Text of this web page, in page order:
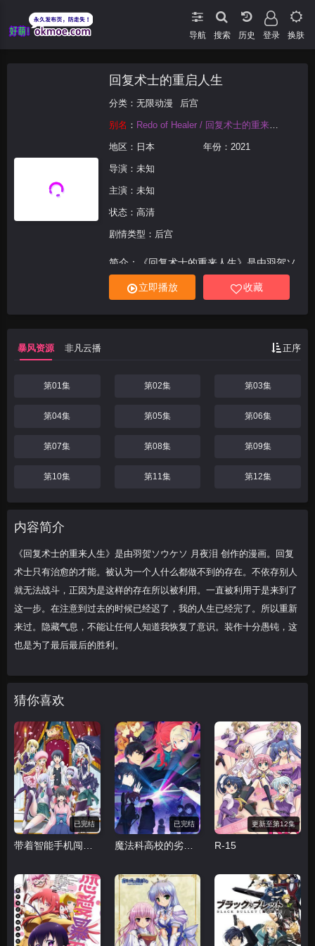
导航 搜索 登录 换肤
回复术士的重启人生
分类： 无限动漫 后宫
别名 ： Redo of Healer / 回复术士的重来人生 / Kaifuku Jutsushi no Yarinaoshi / 棍勇 / 棍之勇者
地区： 日本 年份： 2021
导演：未知
主演：未知
状态：高清
剧情类型：后宫
简介：《回复术士的重来人生》是由羽贺ソ
ウケソ 月夜泪 创作的漫画。回复术士只有
治愈的才能。被认为一个人什么都做不到的
存在。不依存别人就无法战斗，正因为是这
立即播放 收藏
暴风资源 非凡云播 正序
第01集 第02集 第03集
第04集 第05集 第06集
第07集 第08集 第09集
第10集 第11集 第12集
内容简介
《回复术士的重来人生》是由羽贺ソウケソ 月夜泪 创作的漫画。回复
术士只有治愈的才能。被认为一个人什么都做不到的存在。不依存别人
就无法战斗，正因为是这样的存在所以被利用。一直被利用于是来到了
这一步。在注意到过去的时候已经迟了，我的人生已经完了。所以重新
来过。隐藏气息，不能让任何人知道我恢复了意识。装作十分愚钝，这
也是为了最后最后的胜利。
猜你喜欢
已完结 已完结
魔法科高校的劣等生 来访者篇
更新至第12集
R-15